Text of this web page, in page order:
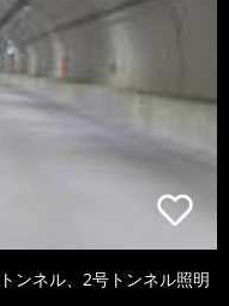
ンネル、2号トンネル照明